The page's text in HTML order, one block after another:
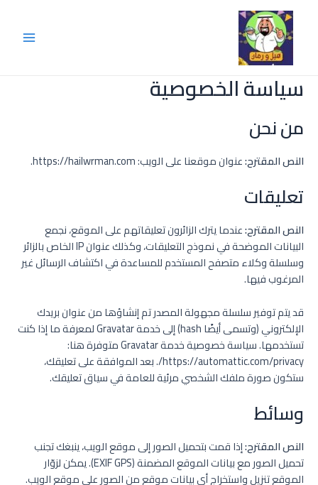
سياسة الخصوصية
من نحن
النص المقترح:عنوان موقعنا على الويب: https://hailwrman.com.
تعليقات
النص المقترح:عندما يترك الزائرون تعليقاتهم على الموقع، نجمع
البيانات الموضحة في نموذج التعليقات، وكذلك عنوان IP الخاص بالزائر
وسلسلة وكلاء متصفح المستخدم للمساعدة في اكتشاف الرسائل غير
المرغوب فيها.
قد يتم توفير سلسلة مجهولة المصدر تم إنشاؤها من عنوان بريدك
الإلكتروني (وتسمى أيضًا hash) إلى خدمة Gravatar لمعرفة ما إذا كنت
تستخدمها. سياسة خصوصية خدمة Gravatar متوفرة هنا:
https://automattic.com/privacy/. بعد الموافقة على تعليقك،
ستكون صورة ملفك الشخصي مرئية للعامة في سياق تعليقك.
وسائط
النص المقترح:إذا قمت بتحميل الصور إلى موقع الويب، ينبغك تجنب
تحميل الصور مع بيانات الموقع المضمنة (EXIF GPS). يمكن لزوّار
الموقع تنزيل واستخراج أي بيانات موقع من الصور على موقع الويب.